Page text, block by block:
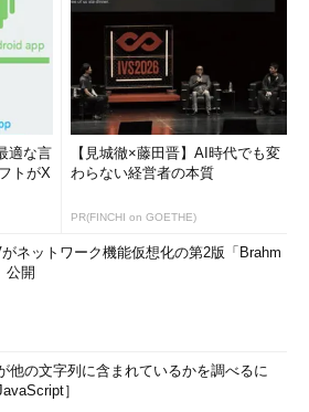
適な言
トがX
【見城徹×藤田晋】AI時代でも変
わらない経営者の本質
PR(FINCHI on GOETHE)
ネットワーク機能仮想化の第2版「Brahm
公開
他の文字列に含まれているかを調べるに
］